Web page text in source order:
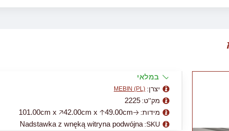
במלאי
יצרן: MEBIN (PL)
מק''ט: 2225
מידות: 🡢101.00cm x 🡥42.00cm x 🡡49.00cm
SKU:
Nadstawka z wnęką witryna podwójna